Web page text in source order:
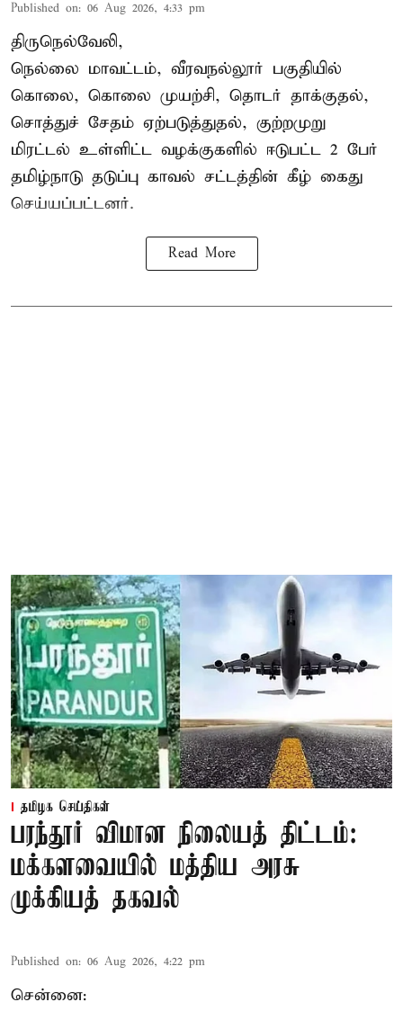
Published on: 06 Aug 2026, 4:33 pm
திருநெல்வேலி,
நெல்லை மாவட்டம், வீரவநல்லூர் பகுதியில்
கொலை, கொலை முயற்சி, தொடர் தாக்குதல்,
சொத்துச் சேதம் ஏற்படுத்துதல், குற்றமுறு
மிரட்டல் உள்ளிட்ட வழக்குகளில் ஈடுபட்ட 2 பேர்
தமிழ்நாடு தடுப்பு காவல் சட்டத்தின் கீழ் கைது
செய்யப்பட்டனர்.
Read More
தமிழக செய்திகள்
பரந்தூர் விமான நிலையத் திட்டம்:
மக்களவையில் மத்திய அரசு
முக்கியத் தகவல்
Published on: 06 Aug 2026, 4:22 pm
சென்னை: